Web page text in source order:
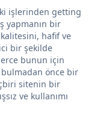
işlerinden getting
yapmanın bir
hafif ve
bir şekilde
bunun için
önce bir
sitenin bir
ve kullanımı